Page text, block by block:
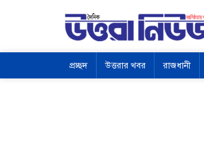
প্রচ্ছদ উত্তরার খবর রাজধানী